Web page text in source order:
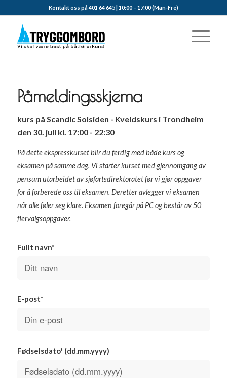
Kontakt oss på 401 64 645 | 10:00 – 17:00 (Man-Fre)
Påmeldingsskjema
kurs på Scandic Solsiden - Kveldskurs i Trondheim
den 30. juli kl. 17:00 - 22:30
På dette ekspresskurset blir du ferdig med både kurs og
eksamen på samme dag. Vi starter kurset med gjennomgang av
pensum utarbeidet av sjøfartsdirektoratet før vi gjør oppgaver
for å forberede oss til eksamen. Deretter avlegger vi eksamen
når alle føler seg klare. Eksamen foregår på PC og består av 50
flervalgsoppgaver.
Fullt navn*
E-post*
Fødselsdato* (dd.mm.yyyy)